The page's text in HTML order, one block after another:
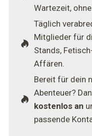
Wartezeit,
Täglich
Mitglieder für
Stands,
Affären.
Bereit für dein
Abenteuer?
kostenlos an
passende